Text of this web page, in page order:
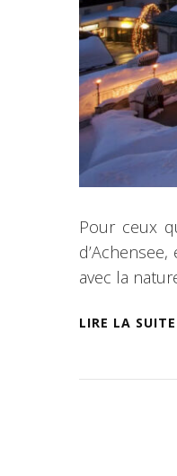
Pour ceux
avec la
LIRE LA SUITE